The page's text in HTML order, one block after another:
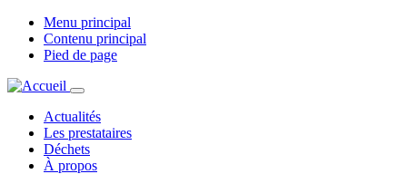
Menu principal
Contenu principal
Pied de page
Actualités
Les prestataires
Déchets
À propos